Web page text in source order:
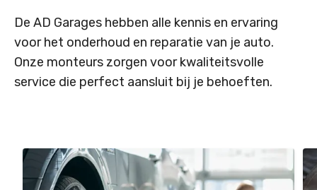
De AD Garages hebben alle kennis en ervaring
voor het onderhoud en reparatie van je auto.
Onze monteurs zorgen voor kwaliteitsvolle
service die perfect aansluit bij je behoeften.